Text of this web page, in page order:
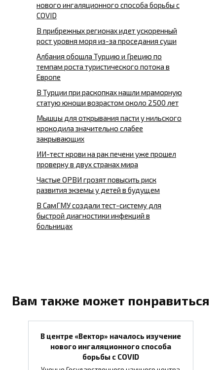
нового ингаляционного способа борьбы с
COVID
В прибрежных регионах идет ускоренный
рост уровня моря из-за проседания суши
Албания обошла Турцию и Грецию по
темпам роста туристического потока в
Европе
В Турции при раскопках нашли мраморную
статую юноши возрастом около 2500 лет
Мышцы для открывания пасти у нильского
крокодила значительно слабее
закрывающих
ИИ-тест крови на рак печени уже прошел
проверку в двух странах мира
Частые ОРВИ грозят повысить риск
развития экземы у детей в будущем
В СамГМУ создали тест-систему для
быстрой диагностики инфекций в
больницах
Вам также может понравиться
В центре «Вектор» началось изучение
нового ингаляционного способа
борьбы с COVID